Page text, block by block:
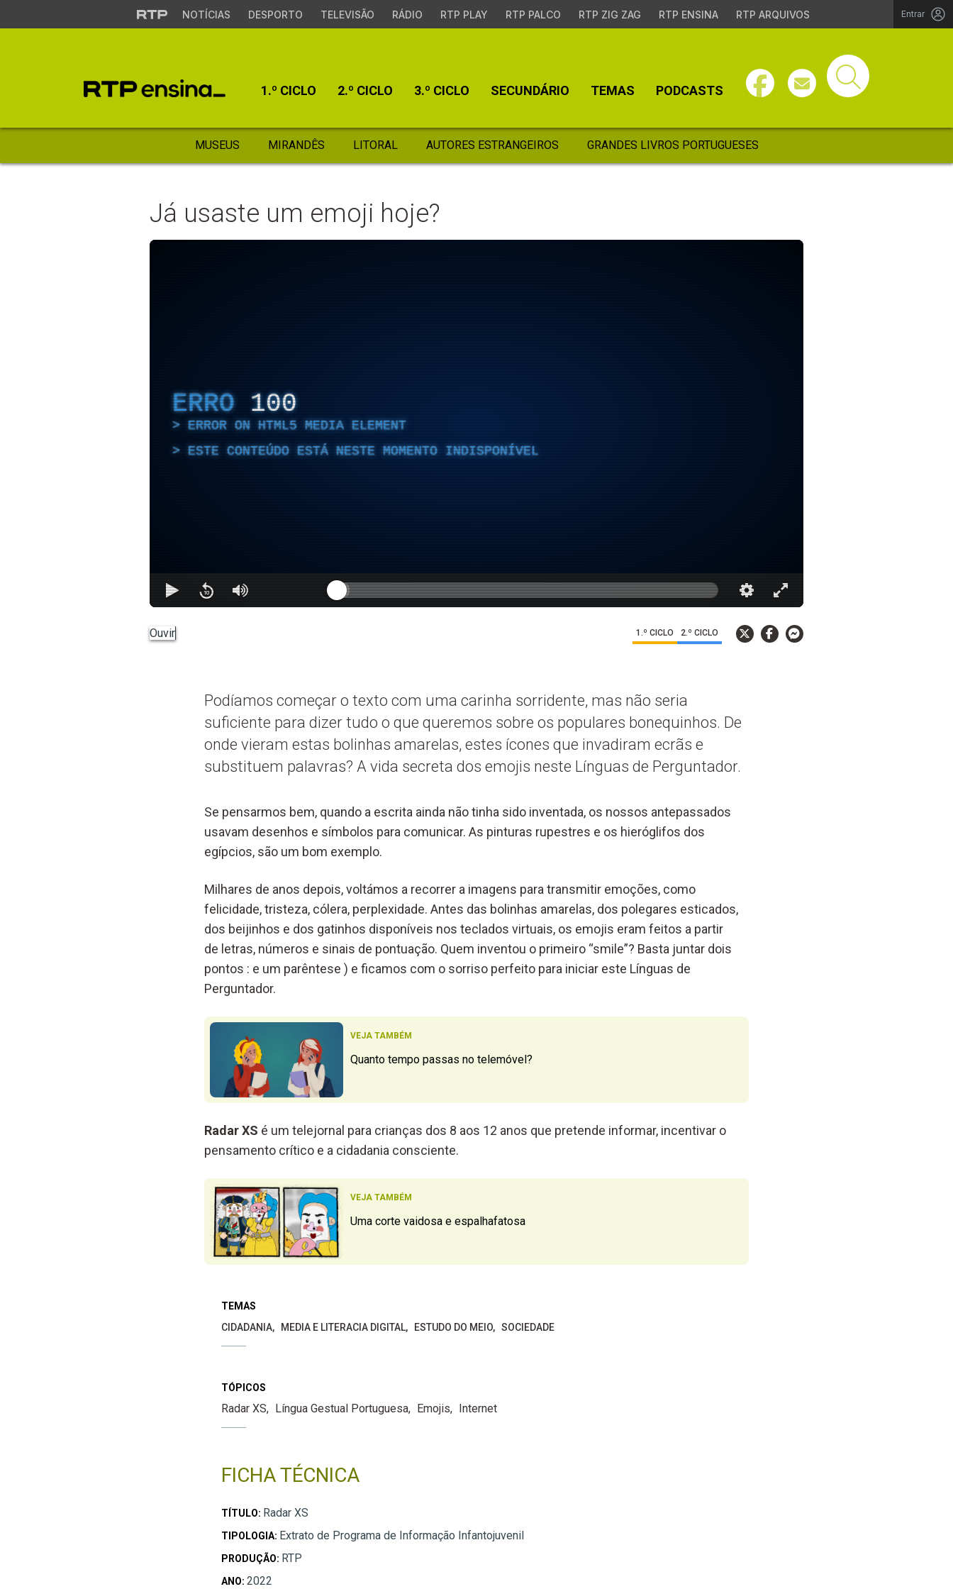
NOTÍCIAS DESPORTO TELEVISÃO RÁDIO RTP PLAY RTP PALCO RTP ZIG ZAG RTP ENSINA RTP ARQUIVOS Entrar
1.º CICLO 2.º CICLO 3.º CICLO SECUNDÁRIO TEMAS PODCASTS
MUSEUS MIRANDÊS LITORAL AUTORES ESTRANGEIROS GRANDES LIVROS PORTUGUESES
Já usaste um emoji hoje?
ERRO 100
ERROR ON HTML5 MEDIA ELEMENT
ESTE CONTEÚDO ESTÁ NESTE MOMENTO INDISPONÍVEL
Ouvir 1.º CICLO 2.º CICLO
Podíamos começar o texto com uma carinha sorridente, mas não seria
suficiente para dizer tudo o que queremos sobre os populares bonequinhos. De
onde vieram estas bolinhas amarelas, estes ícones que invadiram ecrãs e
substituem palavras? A vida secreta dos emojis neste Línguas de Perguntador.
Se pensarmos bem, quando a escrita ainda não tinha sido inventada, os nossos antepassados
usavam desenhos e símbolos para comunicar. As pinturas rupestres e os hieróglifos dos
egípcios, são um bom exemplo.
Milhares de anos depois, voltámos a recorrer a imagens para transmitiremoções, como
felicidade, tristeza, cólera,perplexidade. Antes das bolinhas amarelas,dos polegares esticados,
dos beijinhos e dos gatinhos disponíveis nos teclados virtuais,os emojis eram feitos a partir
de letras, números e sinais de pontuação. Quem inventou o primeiro “smile”? Basta juntar dois
pontos : e um parêntese ) e ficamos com o sorriso perfeito para iniciar este Línguas de
Perguntador.
VEJA TAMBÉM
Quanto tempo passas no telemóvel?
Radar XS é um telejornal para crianças dos 8 aos 12 anos que pretende informar, incentivar o
pensamento crítico e a cidadania consciente.
VEJA TAMBÉM
Uma corte vaidosa e espalhafatosa
TEMAS
CIDADANIA
MEDIA E LITERACIA DIGITAL ESTUDO DO MEIO SOCIEDADE
TÓPICOS
Radar XS Língua Gestual Portuguesa Emojis Internet
FICHA TÉCNICA
TÍTULO: Radar XS
TIPOLOGIA: Extrato de Programa de Informação Infantojuvenil
PRODUÇÃO: RTP
ANO: 2022